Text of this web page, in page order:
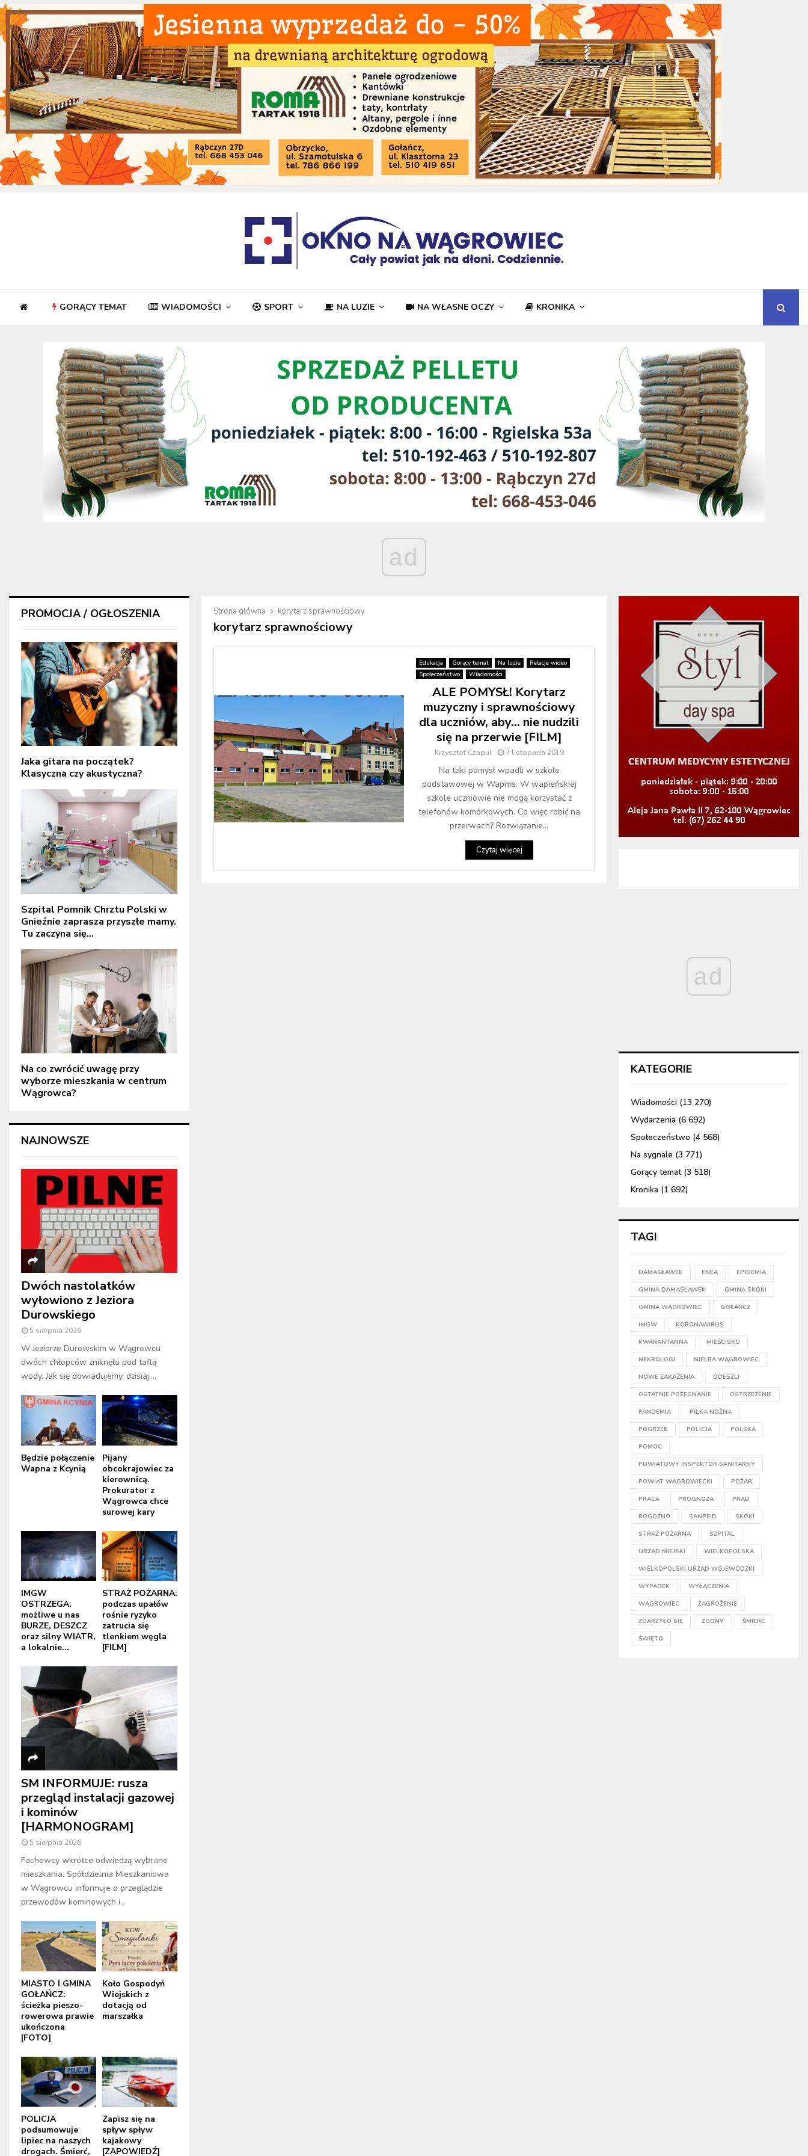
GORĄCY TEMAT WIADOMOŚCI SPORT NA LUZIE NA WŁASNE OCZY KRONIKA
ad
Strona główna korytarz sprawnościowy
korytarz sprawnościowy
Edukacja Gorący temat Na luzie
Relacje wideo
Społeczeństwo
Wiadomości
ALE POMYSŁ! Korytarz
muzyczny i sprawnościowy
dla uczniów, aby… nie nudzili
się na przerwie [FILM]
Krzysztof Czapul 7 listopada 2019
Na taki pomysł wpadli w szkole
podstawowej w Wapnie. W wapieńskiej
szkole uczniowie nie mogą korzystać z
telefonów komórkowych. Co więc robić na
przerwach? Rozwiązanie...
Czytaj więcej
PROMOCJA / OGŁOSZENIA
Jaka gitara na początek?
Klasyczna czy akustyczna?
Szpital Pomnik Chrztu Polski w
Gnieźnie zaprasza przyszłe mamy.
Tu zaczyna się...
Na co zwrócić uwagę przy
wyborze mieszkania w centrum
Wągrowca?
NAJNOWSZE
Dwóch nastolatków
wyłowiono z Jeziora
Durowskiego
5 sierpnia 2026
W Jeziorze Durowskim w Wągrowcu
dwóch chłopców zniknęło pod taflą
wody. Jak się dowiadujemy, dzisiaj,...
Będzie połączenie
Wapna z Kcynią
Pijany
obcokrajowiec za
kierownicą.
Prokurator z
Wągrowca chce
surowej kary
IMGW
OSTRZEGA:
możliwe u nas
BURZE, DESZCZ
oraz silny WIATR,
a lokalnie...
STRAŻ POŻARNA:
podczas upałów
rośnie ryzyko
zatrucia się
tlenkiem węgla
[FILM]
SM INFORMUJE: rusza
przegląd instalacji gazowej
i kominów
[HARMONOGRAM]
5 sierpnia 2026
Fachowcy wkrótce odwiedzą wybrane
mieszkania. Spółdzielnia Mieszkaniowa
w Wągrowcu informuje o przeglądzie
przewodów kominowych i...
MIASTO I GMINA
GOŁAŃCZ:
ścieżka pieszo-
rowerowa prawie
ukończona
[FOTO]
Koło Gospodyń
Wiejskich z
dotacją od
marszałka
POLICJA
podsumowuje
lipiec na naszych
drogach. Śmierć,
Zapisz się na
spływ spływ
kajakowy
[ZAPOWIEDŹ]
ad
KATEGORIE
Wiadomości (13 270)
Wydarzenia (6 692)
Społeczeństwo (4 568)
Na sygnale (3 771)
Gorący temat(3 518)
Kronika (1 692)
TAGI
DAMASŁAWEK ENEA EPIDEMIA
GMINA DAMASŁAWEK GMINA SKOKI
GMINA WĄGROWIEC GOŁAŃCZ
IMGW KORONAWIRUS
KWARANTANNA MIEŚCISKO
NEKROLOGI NIELBA WĄGROWIEC
NOWE ZAKAŻENIA ODESZLI
OSTATNIE POŻEGNANIE OSTRZEŻENIE
PANDEMIA PIŁKA NOŻNA
POGRZEB POLICJA POLSKA
POMOC
POWIATOWY INSPEKTOR SANITARNY
POWIAT WĄGROWIECKI POŻAR
PRACA PROGNOZA PRĄD
ROGOŹNO SANPEID SKOKI
STRAŻ POŻARNA SZPITAL
URZĄD MIEJSKI WIELKOPOLSKA
WIELKOPOLSKI URZĄD WOJEWÓDZKI
WYPADEK WYŁĄCZENIA
WĄGROWIEC ZAGROŻENIE
ZDARZYŁO SIĘ ZGONY ŚMIERĆ
ŚWIĘTO